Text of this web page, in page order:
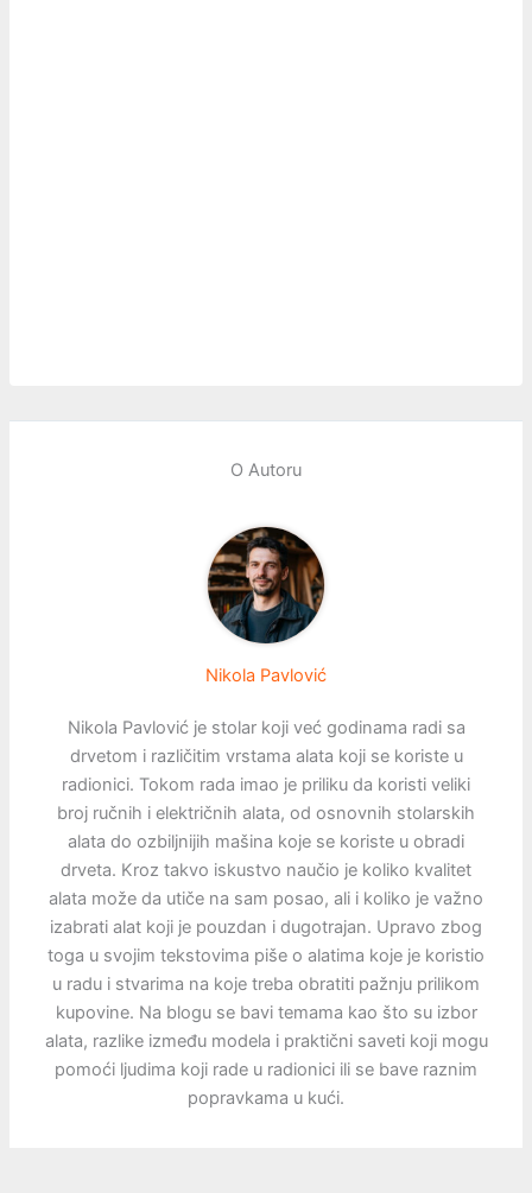
O Autoru
Nikola Pavlović
Nikola Pavlović je stolar koji već godinama radi sa
drvetom i različitim vrstama alata koji se koriste u
radionici. Tokom rada imao je priliku da koristi veliki
broj ručnih i električnih alata, od osnovnih stolarskih
alata do ozbiljnijih mašina koje se koriste u obradi
drveta. Kroz takvo iskustvo naučio je koliko kvalitet
alata može da utiče na sam posao, ali i koliko je važno
izabrati alat koji je pouzdan i dugotrajan. Upravo zbog
toga u svojim tekstovima piše o alatima koje je koristio
u radu i stvarima na koje treba obratiti pažnju prilikom
kupovine. Na blogu se bavi temama kao što su izbor
alata, razlike između modela i praktični saveti koji mogu
pomoći ljudima koji rade u radionici ili se bave raznim
popravkama u kući.